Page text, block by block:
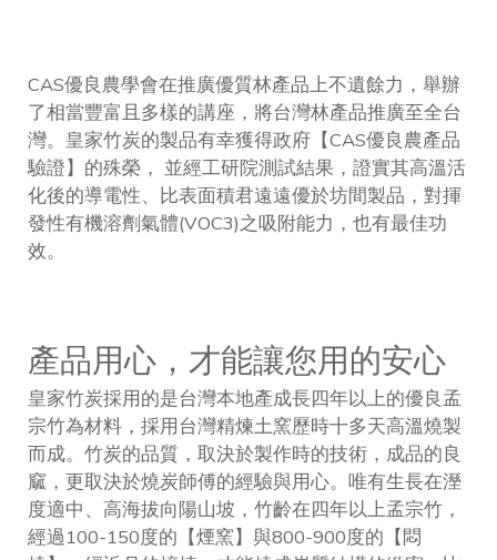
CAS優良農學會在推廣優質林產品上不遺餘力，舉辦
了相當豐富且多樣的講座，將台灣林產品推廣至全台
灣。皇家竹炭的製品有幸獲得政府【CAS優良農產品
驗證】的殊榮， 並經工研院測試結果，證實其高溫活
化後的導電性、比表面積君遠遠優於坊間製品，對揮
發性有機溶劑氣體(VOC3)之吸附能力，也有最佳功
效。
產品用心，才能讓您用的安心
皇家竹炭採用的是台灣本地產成長四年以上的優良孟
宗竹為材料，採用台灣精煉土窯歷時十多天高溫燒製
而成。竹炭的品質，取決於製作時的技術，成品的良
窳，更取決於燒炭師傅的經驗與用心。唯有生長在溼
度適中、高海拔向陽山坡，竹齡在四年以上孟宗竹，
經過100-150度的【煙窯】與800-900度的【悶